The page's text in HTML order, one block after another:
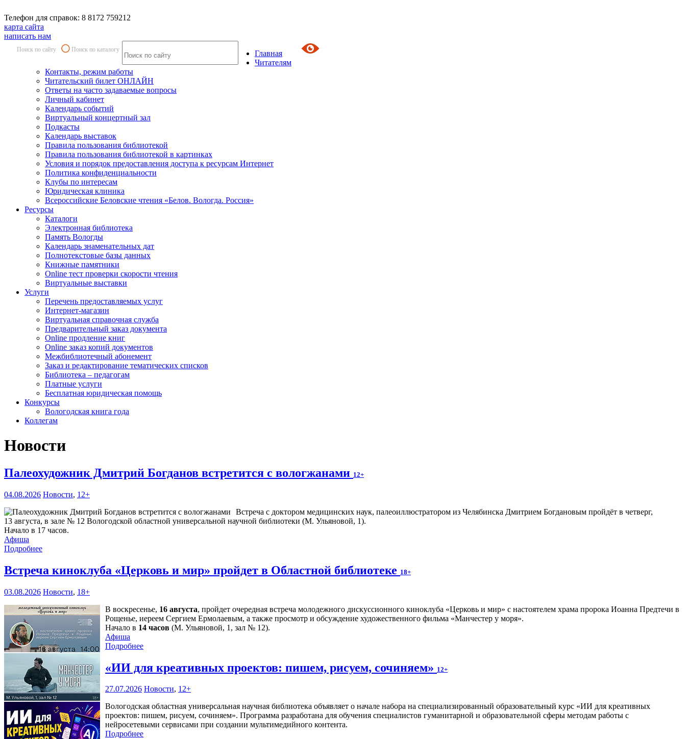
Телефон для справок: 8 8172 759212
карта сайта
написать нам
Поиск по сайту Поиск по каталогу
Главная
Читателям
Контакты, режим работы
Читательский билет ОНЛАЙН
Ответы на часто задаваемые вопросы
Личный кабинет
Календарь событий
Виртуальный концертный зал
Подкасты
Календарь выставок
Правила пользования библиотекой
Правила пользования библиотекой в картинках
Условия и порядок предоставления доступа к ресурсам Интернет
Политика конфиденциальности
Клубы по интересам
Юридическая клиника
Всероссийские Беловские чтения «Белов. Вологда. Россия»
Ресурсы
Каталоги
Электронная библиотека
Память Вологды
Календарь знаменательных дат
Полнотекстовые базы данных
Книжные памятники
Online тест проверки скорости чтения
Виртуальные выставки
Услуги
Перечень предоставляемых услуг
Интернет-магазин
Виртуальная справочная служба
Предварительный заказ документа
Online продление книг
Online заказ копий документов
Межбиблиотечный абонемент
Заказ и редактирование тематических списков
Библиотека – педагогам
Платные услуги
Бесплатная юридическая помощь
Конкурсы
Вологодская книга года
Коллегам
Новости
Палеохудожник Дмитрий Богданов встретится с вологжанами 12+
04.08.2026 Новости, 12+
Встреча с доктором медицинских наук, палеоиллюстратором из Челябинска Дмитрием Богдановым пройдёт в четверг,
13 августа, в зале № 12 Вологодской областной универсальной научной библиотеки (М. Ульяновой, 1).
Начало в 17 часов.
Афиша
Подробнее
Встреча киноклуба «Церковь и мир» пройдет в Областной библиотеке 18+
03.08.2026 Новости, 18+
В воскресенье, 16 августа, пройдет очередная встреча молодежного дискуссионного киноклуба «Церковь и мир» с настоятелем храма пророка Иоанна Предтечи в
Рощенье, иереем Сергием Ермолаевым, а также просмотр и обсуждение художественного фильма «Манчестер у моря».
Начало в 14 часов (М. Ульяновой, 1, зал № 12).
Афиша
Подробнее
«ИИ для креативных проектов: пишем, рисуем, сочиняем» 12+
27.07.2026 Новости, 12+
Вологодская областная универсальная научная библиотека объявляет о начале набора на специализированный образовательный курс «ИИ для креативных
проектов: пишем, рисуем, сочиняем». Программа разработана для обучения специалистов гуманитарной и образовательной сферы методам работы с
нейросетевыми сервисами при создании мультимедийного контента.
Подробнее